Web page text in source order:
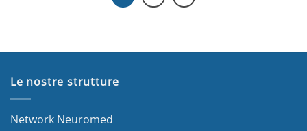
Le nostre strutture
Network Neuromed